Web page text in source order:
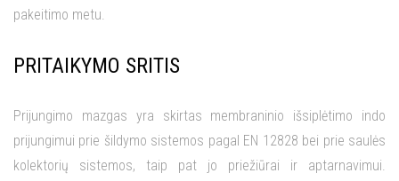
pakeitimo metu.
PRITAIKYMO SRITIS
Prijungimo mazgas yra skirtas membraninio išsiplėtimo indo
prijungimui prie šildymo sistemos pagal EN 12828 bei prie saulės
kolektorių sistemos, taip pat jo priežiūrai ir aptarnavimui.